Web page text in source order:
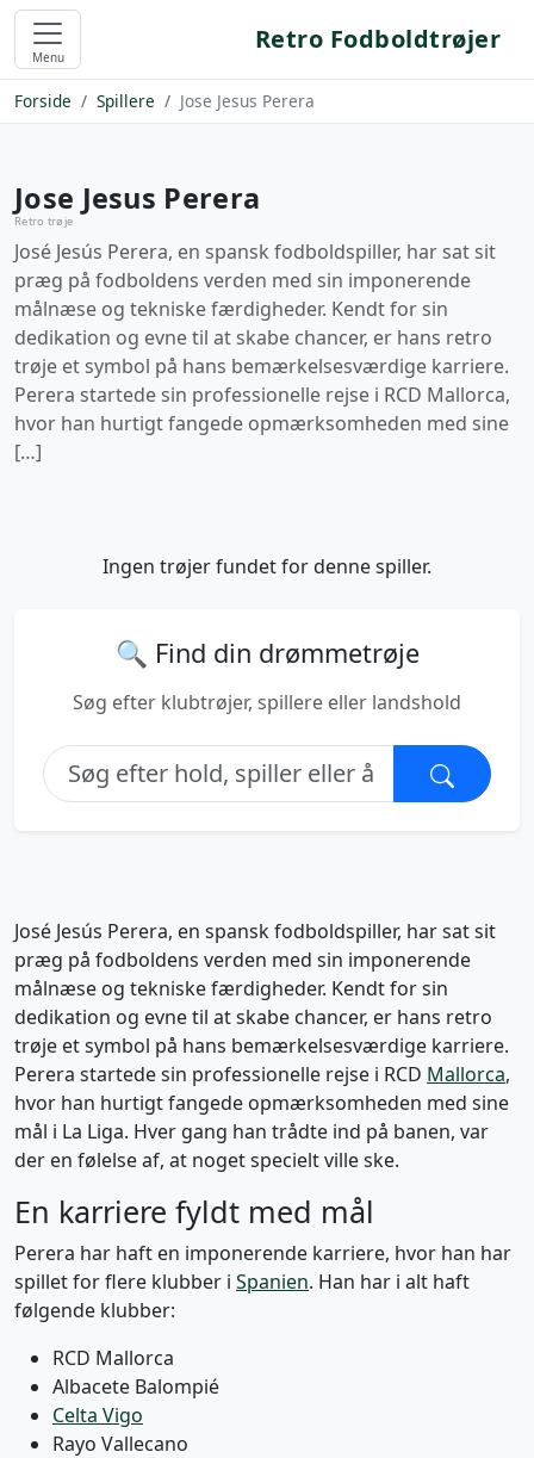
Menu
Retro Fodboldtrøjer
Forside Spillere Jose Jesus Perera
Jose Jesus Perera
Retro trøje
José Jesús Perera, en spansk fodboldspiller, har sat sit
præg på fodboldens verden med sin imponerende
målnæse og tekniske færdigheder. Kendt for sin
dedikation og evne til at skabe chancer, er hans retro
trøje et symbol på hans bemærkelsesværdige karriere.
Perera startede sin professionelle rejse i RCD Mallorca,
hvor han hurtigt fangede opmærksomheden med sine
[…]
Ingen trøjer fundet for denne spiller.
🔍 Find din drømmetrøje
Søg efter klubtrøjer, spillere eller landshold
José Jesús Perera, en spansk fodboldspiller, har sat sit
præg på fodboldens verden med sin imponerende
målnæse og tekniske færdigheder. Kendt for sin
dedikation og evne til at skabe chancer, er hans retro
trøje et symbol på hans bemærkelsesværdige karriere.
Perera startede sin professionelle rejse i RCD Mallorca,
hvor han hurtigt fangede opmærksomheden med sine
mål i La Liga. Hver gang han trådte ind på banen, var
der en følelse af, at noget specielt ville ske.
En karriere fyldt med mål
Perera har haft en imponerende karriere, hvor han har
spillet for flere klubber i Spanien. Han har i alt haft
følgende klubber:
RCD Mallorca
Albacete Balompié
Celta Vigo
Rayo Vallecano